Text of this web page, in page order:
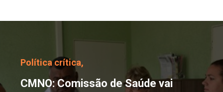
Política crítica,
CMNO: Comissão de Saúde vai